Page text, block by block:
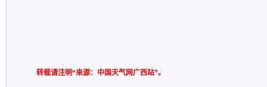
转载请注明“来源：中国天气网广西站”。